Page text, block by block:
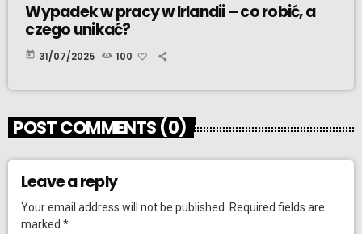
Wypadek w pracy w Irlandii – co robić, a
czego unikać?
today 31/07/2025 100
POST COMMENTS (0)
Leave a reply
Your email address will not be published. Required fields are
marked *